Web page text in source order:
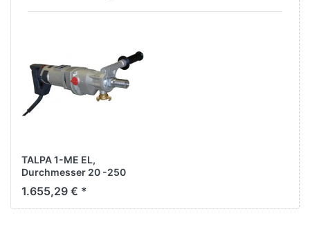
TALPA 1-ME EL,
Durchmesser 20 -250
mm 3 GANG,
NASS/Trocken mit
integrierter
1.655,29 € *